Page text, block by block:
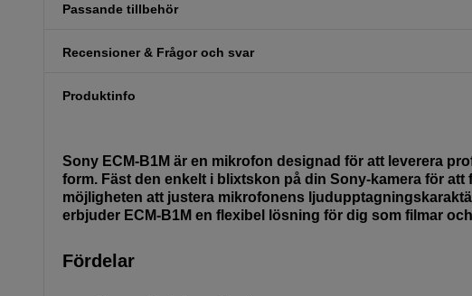
Passande tillbehör
Recensioner & Frågor och svar
Produktinfo
Sony ECM-B1M är en mikrofon designad för att leverera
form. Fäst den enkelt i blixtskon på din Sony-kamera för
möjligheten att justera mikrofonens
erbjuder ECM-B1M en flexibel lösning för dig som filmar
Fördelar